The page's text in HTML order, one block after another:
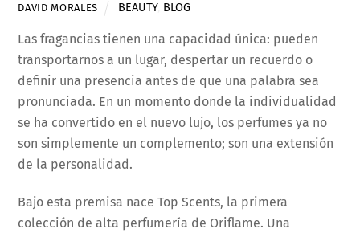
DAVID MORALES BEAUTY, BLOG
Las fragancias tienen una capacidad única: pueden
transportarnos a un lugar, despertar un recuerdo o
definir una presencia antes de que una palabra sea
pronunciada. En un momento donde la individualidad
se ha convertido en el nuevo lujo, los perfumes ya no
son simplemente un complemento; son una extensión
de la personalidad.
Bajo esta premisa nace Top Scents, la primera
colección de alta perfumería de Oriflame. Una